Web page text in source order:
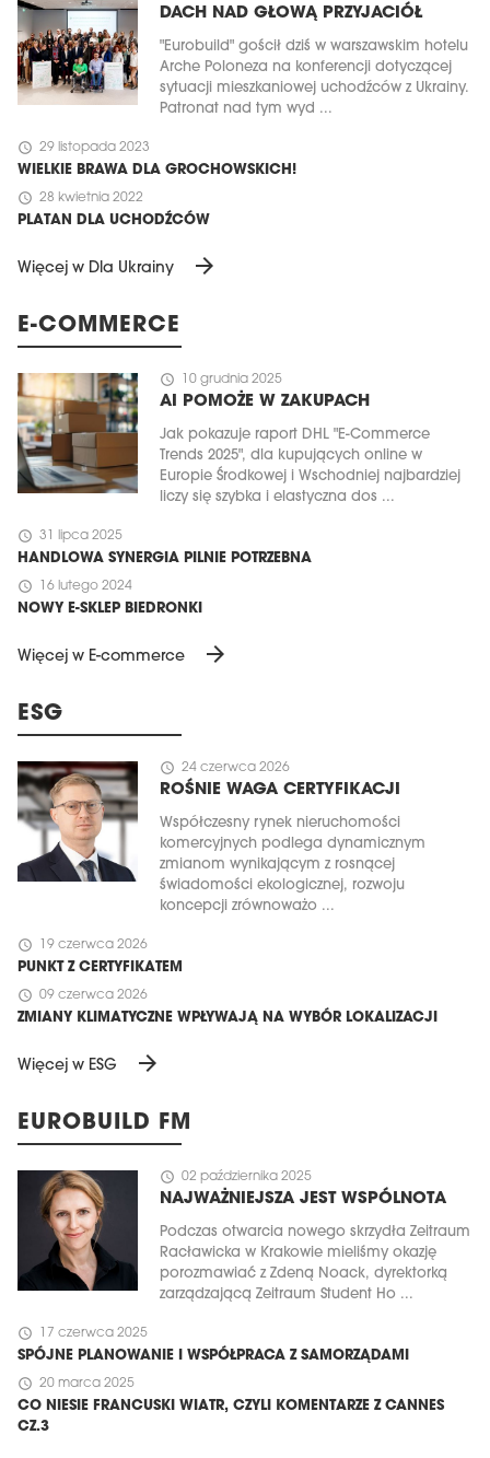
DACH NAD GŁOWĄ PRZYJACIÓŁ
"Eurobuild" gościł dziś w warszawskim hotelu
Arche Poloneza na konferencji dotyczącej
sytuacji mieszkaniowej uchodźców z Ukrainy.
Patronat nad tym wyd ...
schedule 29 listopada 2023
WIELKIE BRAWA DLA GROCHOWSKICH!
schedule 28 kwietnia 2022
PLATAN DLA UCHODŹCÓW
Więcej w Dla Ukrainy arrow_forward
E-COMMERCE
schedule 10 grudnia 2025
AI POMOŻE W ZAKUPACH
Jak pokazuje raport DHL "E-Commerce
Trends 2025", dla kupujących online w
Europie Środkowej i Wschodniej najbardziej
liczy się szybka i elastyczna dos ...
schedule 31 lipca 2025
HANDLOWA SYNERGIA PILNIE POTRZEBNA
schedule 16 lutego 2024
NOWY E-SKLEP BIEDRONKI
Więcej w E-commerce arrow_forward
ESG
schedule 24 czerwca 2026
ROŚNIE WAGA CERTYFIKACJI
Współczesny rynek nieruchomości
komercyjnych podlega dynamicznym
zmianom wynikającym z rosnącej
świadomości ekologicznej, rozwoju
koncepcji zrównoważo ...
schedule 19 czerwca 2026
PUNKT Z CERTYFIKATEM
schedule 09 czerwca 2026
ZMIANY KLIMATYCZNE WPŁYWAJĄ NA WYBÓR LOKALIZACJI
Więcej w ESG arrow_forward
EUROBUILD FM
schedule 02 października 2025
NAJWAŻNIEJSZA JEST WSPÓLNOTA
Podczas otwarcia nowego skrzydła Zeitraum
Racławicka w Krakowie mieliśmy okazję
porozmawiać z Zdeną Noack, dyrektorką
zarządzającą Zeitraum Student Ho ...
schedule 17 czerwca 2025
SPÓJNE PLANOWANIE I WSPÓŁPRACA Z SAMORZĄDAMI
schedule 20 marca 2025
CO NIESIE FRANCUSKI WIATR, CZYLI KOMENTARZE Z CANNES
CZ.3